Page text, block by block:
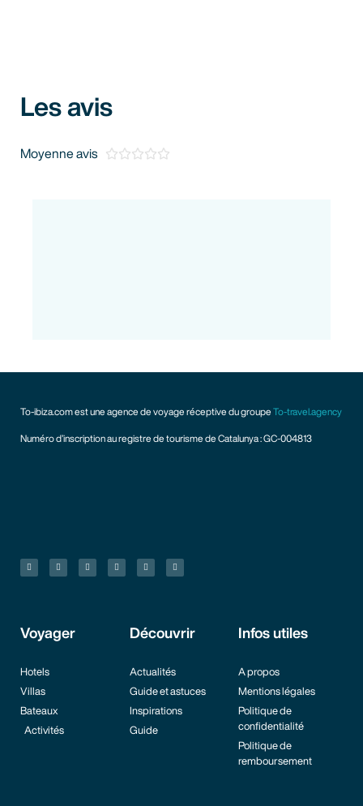
Les avis
Moyenne avis 
To-ibiza.com est une agence de voyage réceptive du groupe To-travel.agency
Numéro d’inscription au registre de tourisme de Catalunya : GC-004813
Voyager
Hotels
Villas
Bateaux
Activités
Découvrir
Actualités
Guide et astuces
Inspirations
Guide
Infos utiles
A propos
Mentions légales
Politique de
confidentialité
Politique de
remboursement